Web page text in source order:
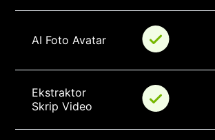
AI Foto Avatar
Ekstraktor
Skrip Video